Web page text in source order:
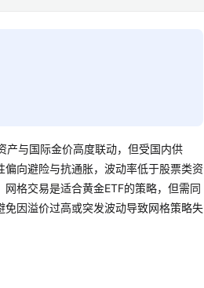
产与国际金价高度联动，但受国内供
偏向避险与抗通胀，波动率低于股票类资
格交易是适合黄金ETF的策略，但需同
因溢价过高或突发波动导致网格策略失